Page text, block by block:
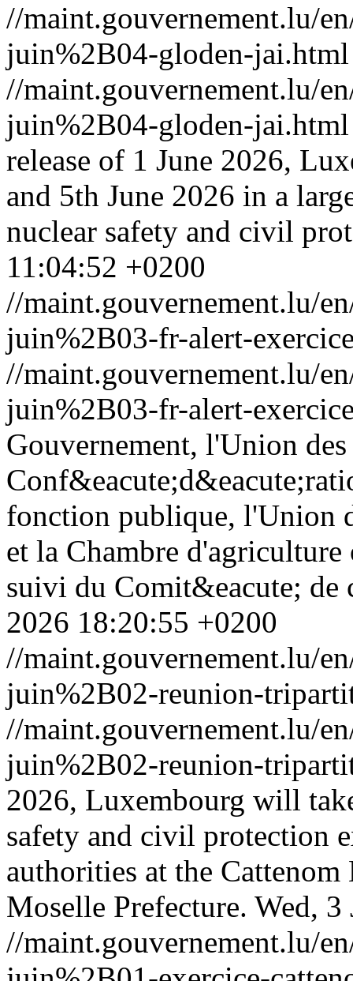
//maint.gouvernement.lu/
juin%2B04-gloden-jai.html
//maint.gouvernement.lu/
juin%2B04-gloden-jai.html
release of 1 June 2026,
and 5th June 2026 in a
nuclear safety and civil
11:04:52 +0200
//maint.gouvernement.lu/
juin%2B03-fr-alert-
//maint.gouvernement.lu/
juin%2B03-fr-alert-
Gouvernement, l'Union
fonction publique, l'Union
et la Chambre
suivi du Comit&eacute;
2026 18:20:55 +0200
//maint.gouvernement.lu/
juin%2B02-reunion-
//maint.gouvernement.lu/
juin%2B02-reunion-
2026, Luxembourg will
safety and civil protection
authorities at the
Moselle Prefecture. Wed, 3
//maint.gouvernement.lu/